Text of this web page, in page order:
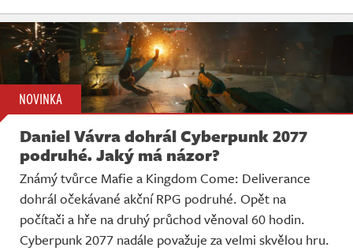
NOVINKA
Daniel Vávra dohrál Cyberpunk 2077
podruhé. Jaký má názor?
Známý tvůrce Mafie a Kingdom Come: Deliverance
dohrál očekávané akční RPG podruhé. Opět na
počítači a hře na druhý průchod věnoval 60 hodin.
Cyberpunk 2077 nadále považuje za velmi skvělou hru.